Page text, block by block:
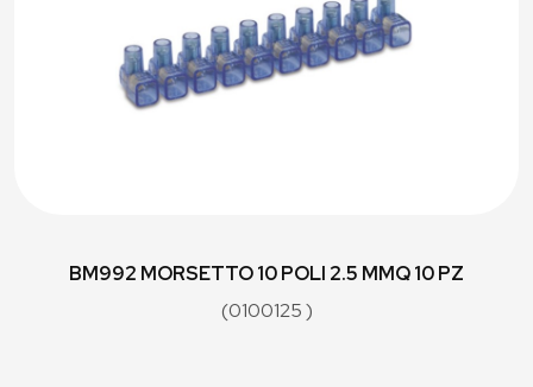
BM992 MORSETTO 10 POLI 2.5 MMQ 10 PZ
(0100125 )